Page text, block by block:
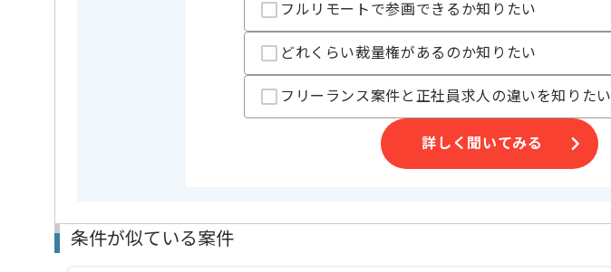
スキルアップされたい方、長期的に参画されたい方にオススメの案件です。
フルリモートで参画できるか知りたい
どれくらい裁量権があるのか知りたい
フリーランス案件と正社員求人の違いを知りたい
詳しく聞いてみる
条件が似ている案件